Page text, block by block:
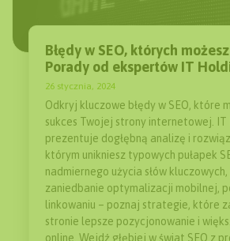
Błędy w SEO, których
Porady od ekspertów IT
26 stycznia, 2024
Odkryj kluczowe błędy w SEO, które
sukces Twojej strony internetowej. IT
prezentuje dogłębną analizę i
którym unikniesz typowych pułapek
nadmiernego użycia słów
zaniedbanie optymalizacji mobilnej,
linkowaniu – poznaj strategie, które
stronie lepsze pozycjonowanie i
online. Wejdź głębiej w świat SEO z